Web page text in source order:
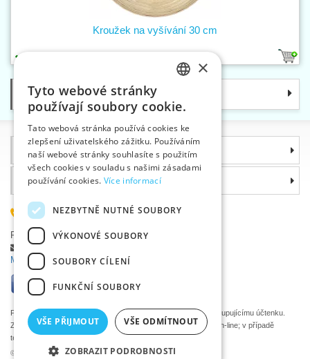
Kroužek na vyšívání 30 cm
Kategorie
Informace
©2026 Velkoobchod textilní galanterie VTC a.s., Uničov
Proč si zvolit právě nás
585 051 217
Plzeňská 868, 783 91 Uničov, Česká republika
Položit dotaz
Máte problémy s přihlášením ?
Podle zákona o evidenci tržeb je prodávající povinen vystavit kupujícímu účtenku.
Zároveň je povinen zaevidovat přijatou tržbu u správce daně on-line; v případě
technického výpadku pak nejpozději do 48 hodin.
ENGLISH
GERMAN
×
Tyto webové stránky
používají soubory cookie.
Tato webová stránka používá cookies ke
zlepšení uživatelského zážitku. Používáním
naší webové stránky souhlasíte s použitím
všech cookies v souladu s našimi zásadami
používání cookies. Více informací
NEZBYTNĚ NUTNÉ SOUBORY
VÝKONOVÉ SOUBORY
SOUBORY CÍLENÍ
FUNKČNÍ SOUBORY
VŠE PŘIJMOUT VŠE ODMÍTNOUT
ZOBRAZIT PODROBNOSTI